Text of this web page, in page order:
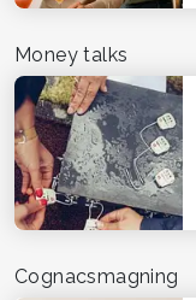
Money talks
Cognacsmagning